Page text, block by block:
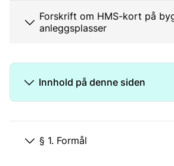
Forskrift om HMS-kort på
anleggsplasser
Innhold på denne siden
§ 1. Formål